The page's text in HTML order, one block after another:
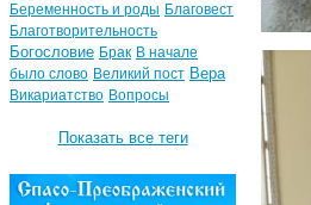
Беременность и роды Благовест
Благотворительность
Богословие Брак В начале
было слово Великий пост Вера
Викариатство Вопросы
Показать все теги